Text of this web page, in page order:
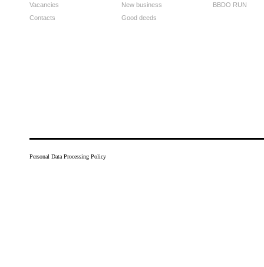
Vacancies
Contacts
New business
Good deeds
BBDO RUN
Personal Data Processing Policy